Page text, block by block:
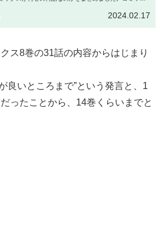
2024.02.17
ス8巻の31話の内容からはじまり
良いところまで”という発言と、1
ったことから、14巻くらいまでと